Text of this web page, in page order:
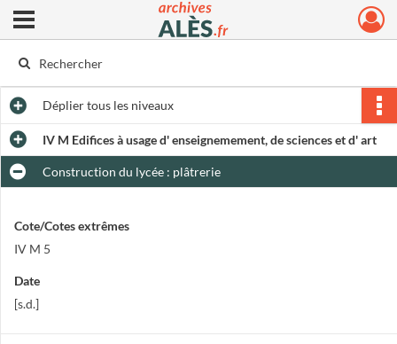
Archives municipales d'Alès
Ouvrir le menu déroulant
Dépliertous les niveaux
IV M Edifices à usage d' enseignemement, de sciences et d' art
Construction du lycée : plâtrerie
Cote/Cotes extrêmes
IV M 5
Date
[s.d.]